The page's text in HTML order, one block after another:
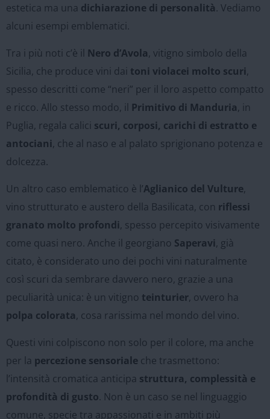
estetica ma una dichiarazione di personalità. Vediamo
alcuni esempi emblematici.
Tra i più noti c’è il Nero d’Avola, vitigno simbolo della
Sicilia, che produce vini dai toni violacei molto scuri,
spesso descritti come “neri” per il loro aspetto compatto
e ricco. Allo stesso modo, il Primitivo di Manduria, in
Puglia, regala calici scuri, corposi, carichi di estratto e
antociani, che al naso e al palato sprigionano potenza e
dolcezza.
Un altro caso emblematico è l’Aglianico del Vulture,
vino strutturato e austero della Basilicata, con riflessi
granato molto profondi, spesso percepito visivamente
come quasi nero. Anche il georgiano Saperavi, già
citato, è considerato uno dei pochi vini naturalmente
così scuri da sembrare davvero nero, grazie a una
peculiarità unica: è un vitigno teinturier, ovvero ha
polpa colorata, cosa rarissima nel mondo del vino.
Questi vini colpiscono non solo per il colore, ma anche
per la percezione sensoriale che trasmettono:
l’intensità cromatica anticipa struttura, complessità e
profondità di gusto. Non è un caso se nel linguaggio
comune, specie tra appassionati e in ambiti più